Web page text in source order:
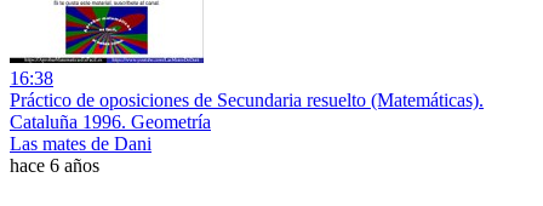
16:38
Práctico de oposiciones de Secundaria resuelto (Matemáticas).
Cataluña 1996. Geometría
Las mates de Dani
hace 6 años